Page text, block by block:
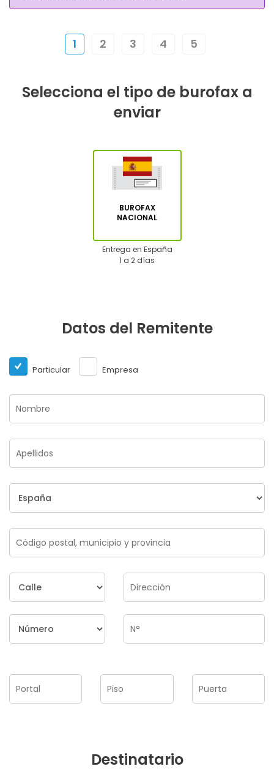
1 2 3 4 5
Selecciona el tipo de burofax a
enviar
BUROFAX
NACIONAL
Entrega en España
1 a 2 días
Datos del Remitente
Particular Empresa
Destinatario